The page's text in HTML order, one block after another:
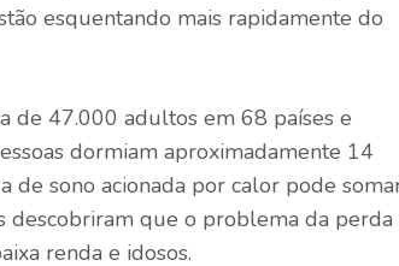
esquentando mais rapidamente do
de 47.000 adultos em 68 países e
dormiam aproximadamente 14
de sono acionada por calor pode
descobriram que o problema da perda
renda e idosos.